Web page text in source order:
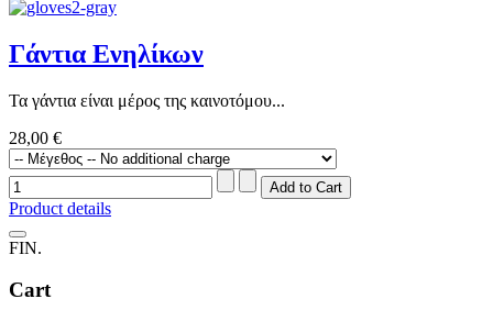
Γάντια Ενηλίκων
Τα γάντια είναι μέρος της καινοτόμου...
28,00 €
Product details
FIN.
Cart